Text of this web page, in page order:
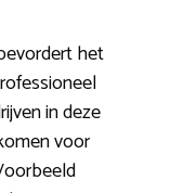
het
in deze
voor